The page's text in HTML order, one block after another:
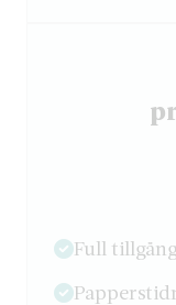
Full